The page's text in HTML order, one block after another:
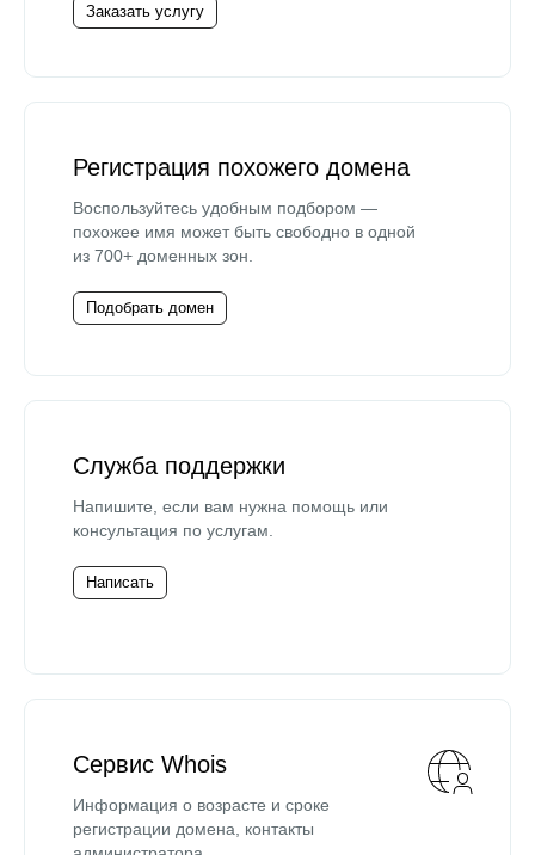
Заказать услугу
Регистрация похожего домена
Воспользуйтесь удобным подбором —
похожее имя может быть свободно в одной
из 700+ доменных зон.
Подобрать домен
Служба поддержки
Напишите, если вам нужна помощь или
консультация по услугам.
Написать
Сервис Whois
Информация о возрасте и сроке
регистрации домена, контакты